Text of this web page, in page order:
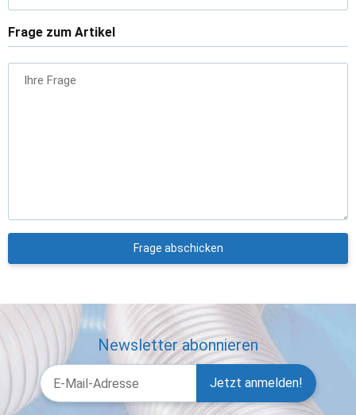
Frage zum Artikel
Ihre Frage
Frage abschicken
Newsletter abonnieren
Jetzt anmelden!